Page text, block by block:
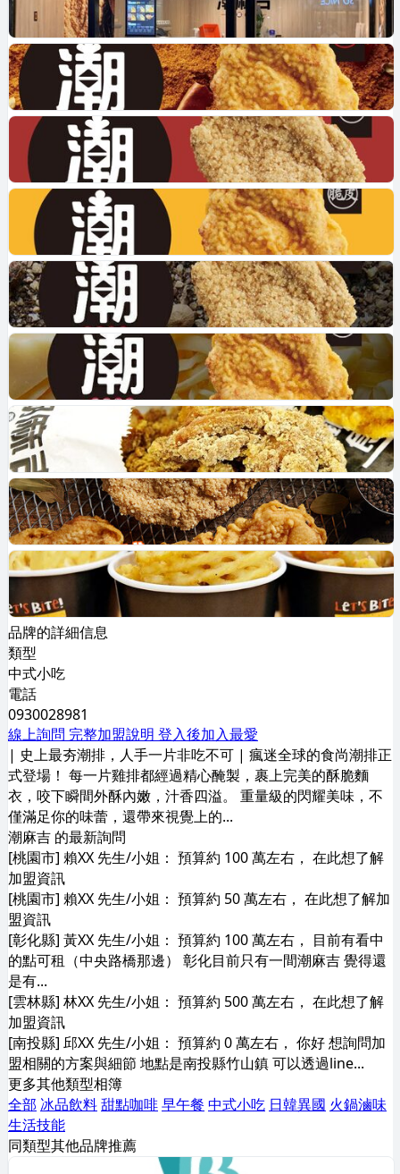
品牌的詳細信息
類型
中式小吃
電話
0930028981
線上詢問 完整加盟說明 登入後加入最愛
| 史上最夯潮排，人手一片非吃不可 | 瘋迷全球的食尚潮排正
式登場！ 每一片雞排都經過精心醃製，裹上完美的酥脆麵
衣，咬下瞬間外酥內嫩，汁香四溢。 重量級的閃耀美味，不
僅滿足你的味蕾，還帶來視覺上的...
潮麻吉 的最新詢問
[桃園市] 賴XX 先生/小姐： 預算約 100 萬左右， 在此想了解
加盟資訊
[桃園市] 賴XX 先生/小姐： 預算約 50 萬左右， 在此想了解加
盟資訊
[彰化縣] 黃XX 先生/小姐： 預算約 100 萬左右， 目前有看中
的點可租（中央路橋那邊） 彰化目前只有一間潮麻吉 覺得還
是有...
[雲林縣] 林XX 先生/小姐： 預算約 500 萬左右， 在此想了解
加盟資訊
[南投縣] 邱XX 先生/小姐： 預算約 0 萬左右， 你好 想詢問加
盟相關的方案與細節 地點是南投縣竹山鎮 可以透過line...
更多其他類型相簿
全部 冰品飲料甜點咖啡早午餐 中式小吃 日韓異國 火鍋滷味
生活技能
同類型其他品牌推薦